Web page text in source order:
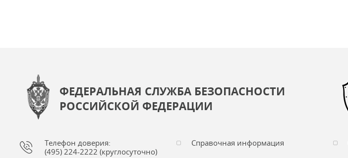
ФЕДЕРАЛЬНАЯ СЛУЖБА БЕЗОПАСНОСТИ
РОССИЙСКОЙ ФЕДЕРАЦИИ
Телефон доверия:
(495) 224-2222 (круглосуточно)
Справочная информация